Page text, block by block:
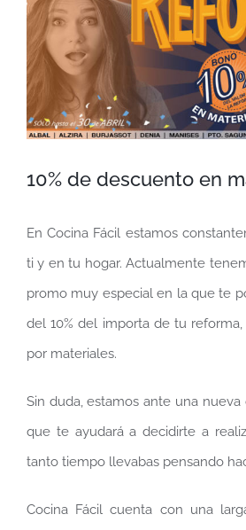
grande
10% de descuento en
En Cocina Fácil estamos
ti y en tu hogar. Actualmente
promo muy especial en la que te
del 10% del importa de tu
por materiales.
Sin duda, estamos ante una
que te ayudará a decidirte a
tanto tiempo llevabas pensando
Cocina Fácil cuenta con una